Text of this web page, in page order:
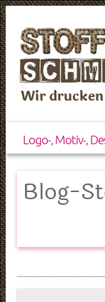
Wir
Logo-, Motiv-,
Blog-